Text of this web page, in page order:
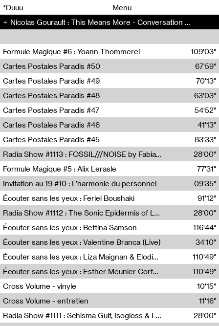
*Duuu
Menu
Nicolas Gourault : This Means More - Conversation (150)
Formule Magique #6 : Yoann Thommerel
Nathalie Lacroix,Yoann Thommerel
109'03"
Cartes Postales Paradis #50
Zoé Leroux
67'59"
Cartes Postales Paradis #49
Aurore Portales
70'13"
Cartes Postales Paradis #48
Mathias Dupaquier
63'03"
Cartes Postales Paradis #47
Raymond Engramer
54'52"
Cartes Postales Paradis #46
Sarah Banville
41'13"
Cartes Postales Paradis #45
Mateo Cuin
83'33"
Radia Show #1113 : FOSSIL///NOISE by Fabiana Gibim / Wave Farm
Wave Farm
28'00"
Formule Magique #5 : Alix Lerasle
Nathalie Lacroix
77'31"
Invitation au 19 #10 : L’harmonie du personnel
19, CRAC
09'35"
Écouter sans les yeux : Feriel Boushaki
Feriel Boushaki
91'12"
Radia Show #1112 : The Sonic Epidermis of Lake Léman by Paul Courlet / Guest Slot
28'00"
Écouter sans les yeux : Bettina Samson
Bettina Samson
116'44"
Écouter sans les yeux : Valentine Branca (Live)
Valentine Branca
34'10"
Écouter sans les yeux : Liza Maignan & Elodie Lecat
Liza Maignan,Elodie Lecat
110'49"
Écouter sans les yeux : Esther Meunier Corfdyr
Esther Meunier Corfdyr
110'49"
Cross Volume - vinyle
10'15"
Cross Volume - entretien
11'16"
Radia Show #1111 : Schisma Gulf, Isogloss & Lament For The Old Clock By Harvey Young / Resonance
28'00"
00 00
00 00